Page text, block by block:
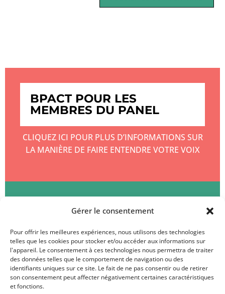
Gérer le consentement
Pour offrir les meilleures expériences, nous utilisons des technologies
telles que les cookies pour stocker et/ou accéder aux informations sur
l'appareil. Le consentement à ces technologies nous permettra de traiter
des données telles que le comportement de navigation ou des
identifiants uniques sur ce site. Le fait de ne pas consentir ou de retirer
son consentement peut affecter négativement certaines caractéristiques
et fonctions.
BPACT POUR LES
MEMBRES DU PANEL
CLIQUEZ ICI POUR PLUS D’INFORMATIONS SUR
LA MANIÈRE DE FAIRE ENTENDRE VOTRE VOIX
BPACT POUR LES CLIENTS
CLIQUEZ ICI POUR EN SAVOIR PLUS SUR
LES SERVICES DE BPACT